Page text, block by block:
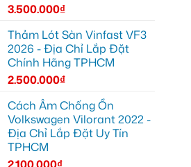
3.500.000₫
Thảm Lót Sàn Vinfast VF3
2026 - Địa Chỉ Lắp Đặt
Chính Hãng TPHCM
2.500.000₫
Cách Âm Chống Ồn
Volkswagen Vilorant 2022 -
Địa Chỉ Lắp Đặt Uy Tín
TPHCM